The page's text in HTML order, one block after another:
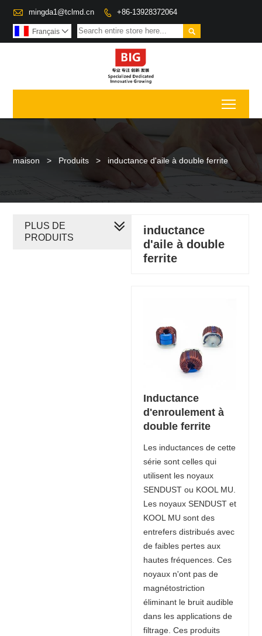
 mingda1@tclmd.cn  +86-13928372064

Français 
maison > Produits > inductance d'aile à double ferrite
inductance
d'aile à double
ferrite
Inductance
d'enroulement à
double ferrite
Les inductances de cette
série sont celles qui
utilisent les noyaux
SENDUST ou KOOL MU.
Les noyaux SENDUST et
KOOL MU sont des
entrefers distribués avec
de faibles pertes aux
hautes fréquences. Ces
noyaux n'ont pas de
magnétostriction
éliminant le bruit audible
dans les applications de
filtrage. Ces produits
PLUS DE
PRODUITS